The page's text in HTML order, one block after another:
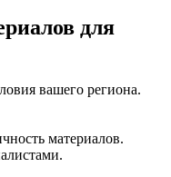
для
вашего региона.
материалов.